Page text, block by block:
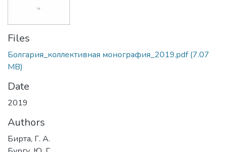
Files
Болгария_коллективная монография_2019.pdf(7.07
MB)
Date
2019
Authors
Бирта, Г. А.